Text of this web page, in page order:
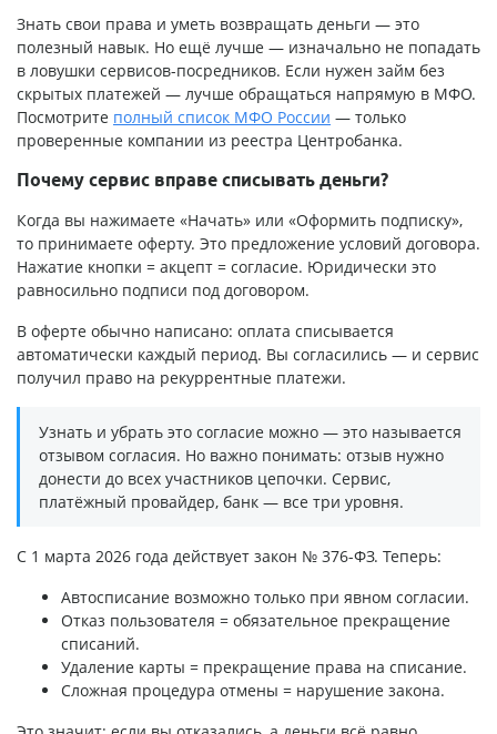
Знать свои права и уметь возвращать деньги — это
полезный навык. Но ещё лучше — изначально не попадать
в ловушки сервисов-посредников. Если нужен займ без
скрытых платежей — лучше обращаться напрямую в МФО.
Посмотрите полный список МФО России — только
проверенные компании из реестра Центробанка.
Почему сервис вправе списывать деньги?
Когда вы нажимаете «Начать» или «Оформить подписку»,
то принимаете оферту. Это предложение условий договора.
Нажатие кнопки = акцепт = согласие. Юридически это
равносильно подписи под договором.
В оферте обычно написано: оплата списывается
автоматически каждый период. Вы согласились — и сервис
получил право на рекуррентные платежи.
Узнать и убрать это согласие можно — это называется
отзывом согласия. Но важно понимать: отзыв нужно
донести до всех участников цепочки. Сервис,
платёжный провайдер, банк — все три уровня.
С 1 марта 2026 года действует закон № 376-ФЗ. Теперь:
Автосписание возможно только при явном согласии.
Отказ пользователя = обязательное прекращение
списаний.
Удаление карты = прекращение права на списание.
Сложная процедура отмены = нарушение закона.